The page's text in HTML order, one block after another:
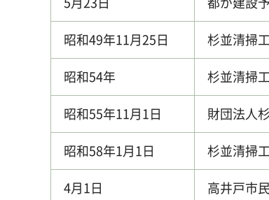
昭和49年11月25日
杉並清掃
昭和54年
杉並清掃
昭和55年11月1日
財団法人
昭和58年1月1日
杉並清掃
4月1日
高井戸市